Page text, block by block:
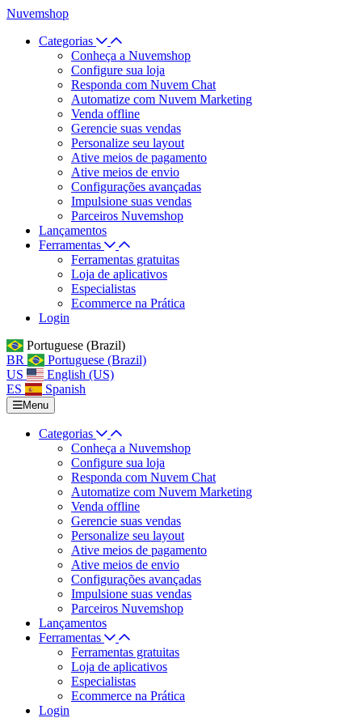
Nuvemshop
Categorias
Conheça a Nuvemshop
Configure sua loja
Responda com Nuvem Chat
Automatize com Nuvem Marketing
Venda offline
Gerencie suas vendas
Personalize seu layout
Ative meios de pagamento
Ative meios de envio
Configurações avançadas
Impulsione suas vendas
Parceiros Nuvemshop
Lançamentos
Ferramentas
Ferramentas gratuitas
Loja de aplicativos
Especialistas
Ecommerce na Prática
Login
Portuguese (Brazil)
BR
Portuguese (Brazil)
US
English (US)
ES
Spanish
Menu
Categorias
Conheça a Nuvemshop
Configure sua loja
Responda com Nuvem Chat
Automatize com Nuvem Marketing
Venda offline
Gerencie suas vendas
Personalize seu layout
Ative meios de pagamento
Ative meios de envio
Configurações avançadas
Impulsione suas vendas
Parceiros Nuvemshop
Lançamentos
Ferramentas
Ferramentas gratuitas
Loja de aplicativos
Especialistas
Ecommerce na Prática
Login